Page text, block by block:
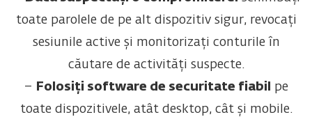
toate parolele de pe alt dispozitiv sigur, revocați
sesiunile active și monitorizați conturile în
căutare de activități suspecte.
–
Folosiți software de securitate fiabil
pe
toate dispozitivele, atât desktop, cât și mobile.